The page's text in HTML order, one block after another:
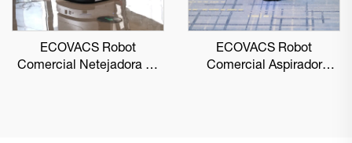
ECOVACS Robot
Comercial Netejadora de
ECOVACS Robot
Comercial Aspirador